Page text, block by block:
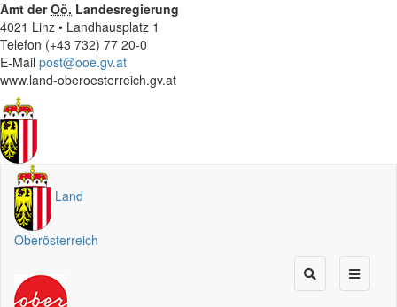
Amt derOö. Landesregierung
4021 Linz • Landhausplatz 1
Telefon (+43 732) 77 20-0
E-Mail post@ooe.gv.at
www.land-oberoesterreich.gv.at
Land
Oberösterreich